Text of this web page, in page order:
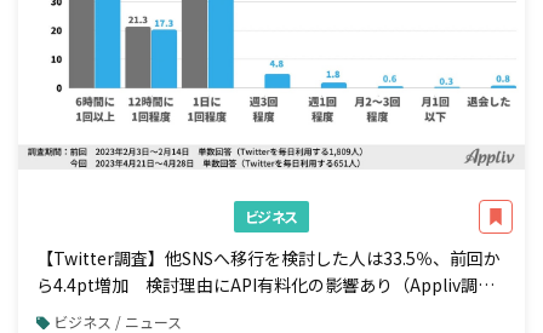
ビジネス
【Twitter調査】他SNSへ移行を検討した人は33.5％、前回か
ら4.4pt増加 検討理由にAPI有料化の影響あり（Appliv調
べ）ビジネス / ニュース